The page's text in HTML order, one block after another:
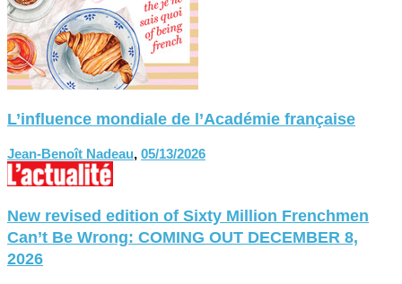
L’influence mondiale de l’Académie française
Jean-Benoît Nadeau, 05/13/2026
New revised edition of Sixty Million Frenchmen
Can’t Be Wrong: COMING OUT DECEMBER 8,
2026